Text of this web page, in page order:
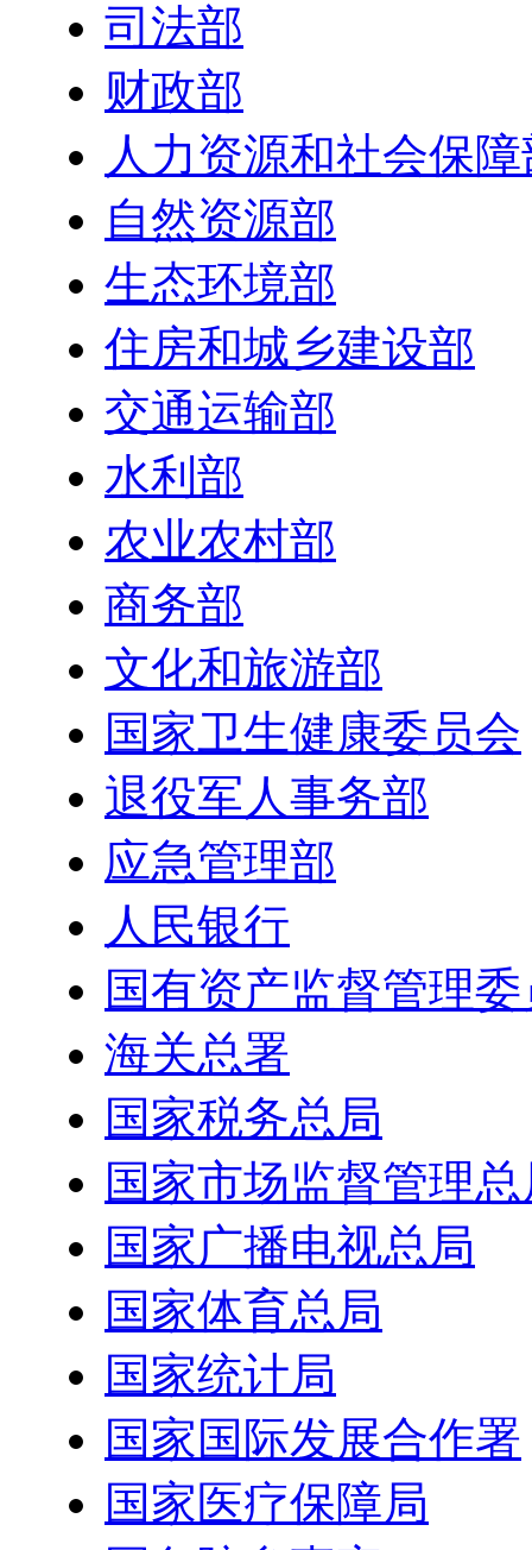
司法部
财政部
人力资源和社会保
自然资源部
生态环境部
住房和城乡建设部
交通运输部
水利部
农业农村部
商务部
文化和旅游部
国家卫生健康委员会
退役军人事务部
应急管理部
人民银行
国有资产监督管理
海关总署
国家税务总局
国家市场监督管理
国家广播电视总局
国家体育总局
国家统计局
国家国际发展合作署
国家医疗保障局